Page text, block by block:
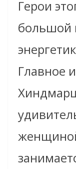
Герои
большой
Главное